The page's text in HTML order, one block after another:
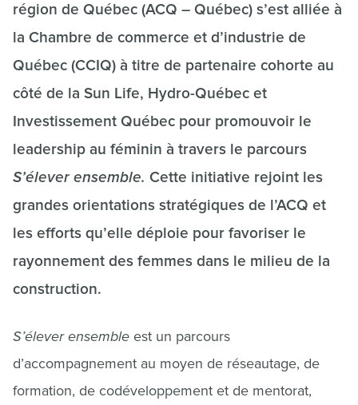
région de Québec (ACQ – Québec) s’est alliée à
la Chambre de commerce et d’industrie de
Québec (CCIQ) à titre de partenaire cohorte au
côté de la Sun Life, Hydro-Québec et
Investissement Québec pour promouvoir le
leadership au féminin à travers le parcours
S’élever ensemble. Cette initiative rejoint les
grandes orientations stratégiques de l’ACQ et
les efforts qu’elle déploie pour favoriser le
rayonnement des femmes dans le milieu de la
construction.
S’élever ensemble est un parcours
d’accompagnement au moyen de réseautage, de
formation, de codéveloppement et de mentorat,